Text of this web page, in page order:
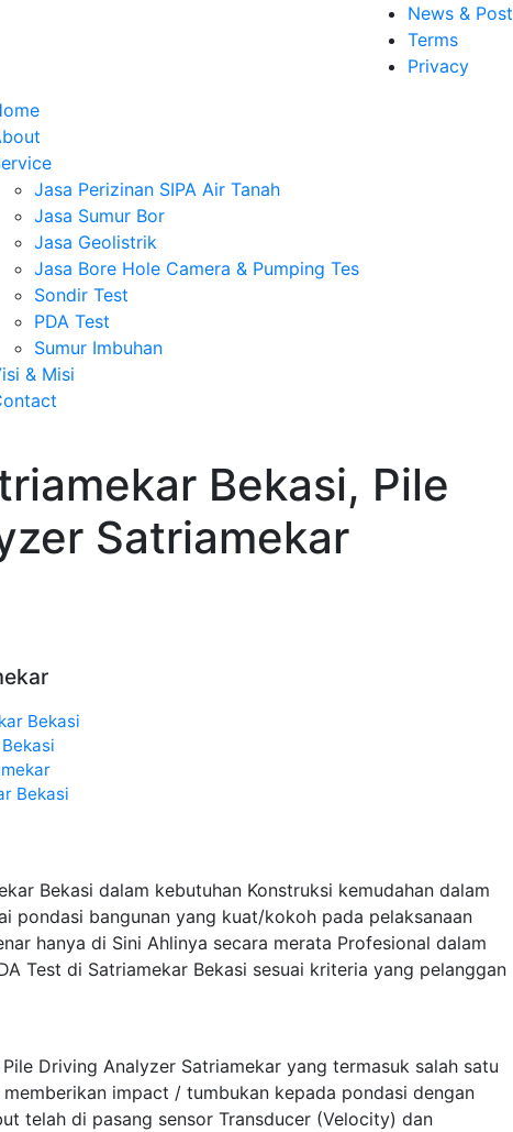
News & Post
Terms
Privacy
Jasa Perizinan SIPA Air Tanah
Jasa Sumur Bor
Jasa Geolistrik
Jasa Bore Hole Camera & Pumping Tes
Sondir Test
PDA Test
Sumur Imbuhan
& Misi
Bekasi, Pile
Satriamekar
Bekasi
Bekasi
Bekasi dalam kebutuhan Konstruksi kemudahan dalam
pondasi bangunan yang kuat/kokoh pada pelaksanaan
hanya di Sini Ahlinya secara merata Profesional dalam
Test di Satriamekar Bekasi sesuai kriteria yang pelanggan
Driving Analyzer Satriamekar yang termasuk salah satu
impact / tumbukan kepada pondasi dengan
telah di pasang sensor Transducer (Velocity) dan